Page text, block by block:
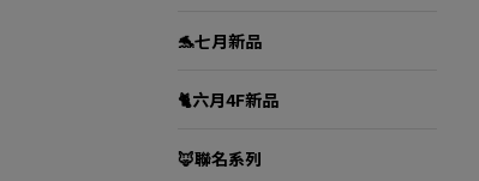
🐬七月新品
🐈六月4F新品
🦊聯名系列